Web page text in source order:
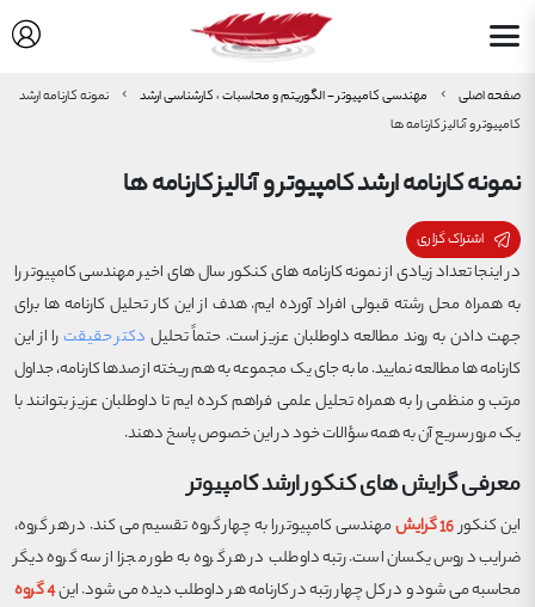
صفحه اصلی مهندسی کامپیوتر - الگوریتم و محاسبات ، کارشناسی ارشد
نمونه کارنامه ارشد
کامپیوتر و آنالیز کارنامه ها
نمونه کارنامه ارشد کامپیوتر و آنالیز کارنامه ها
اشتراک گزاری
در اینجا تعداد زیادی از نمونه کارنامه های کنکور سال های اخیر مهندسی کامپیوتر را
به همراه محل رشته قبولی افراد آورده ایم. هدف از این کار تحلیل کارنامه ها برای
جهت دادن به روند مطالعه داوطلبان عزیز است. حتماً تحلیل دکتر حقیقترا از این
کارنامه ها مطالعه نمایید. ما به جای یک مجموعه به هم ریخته از صدها کارنامه، جداول
مرتب و منظمی را به همراه تحلیل علمی فراهم کرده ایم تا داوطلبان عزیز بتوانند با
یک مرور سریع آن به همه سؤالات خود در این خصوص پاسخ دهند.
معرفی گرایش های کنکور ارشد کامپیوتر
این کنکور16 گرایش
مهندسی کامپیوتر را به چهار گروه تقسیم می کند. در هر گروه،
ضرایب دروس یکسان است. رتبه داوطلب در هر گروه به طور مجزا از سه گروه دیگر
محاسبه می شود و در کل چهار رتبه در کارنامه هر داوطلب دیده می شود. این4 گروه